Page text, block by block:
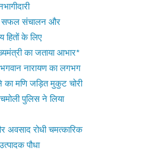
सफल संचालन और
हितों के लिए
का जताया आभार*
नारायण का लगभग
मणि जड़ित मुकुट चोरी
पुलिस ने लिया
रोधी चमत्कारिक
पौधा